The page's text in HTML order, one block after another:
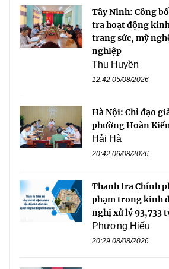
Tây Ninh: Công
tra hoạt động
trang sức, mỹ
nghiệp
Thu Huyền
12:42 05/08/2026
Hà Nội: Chỉ đạo
phường Hoàn
Hải Hà
20:42 06/08/2026
Thanh tra Chính
phạm trong kinh
nghị xử lý 93,733
Phương Hiếu
20:29 08/08/2026